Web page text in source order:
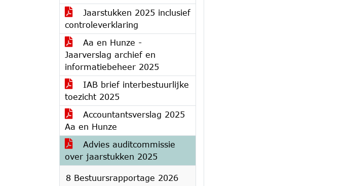
Jaarstukken 2025 inclusief
controleverklaring
Aa en Hunze -
Jaarverslag archief en
informatiebeheer 2025
IAB brief interbestuurlijke
toezicht 2025
Accountantsverslag 2025
Aa en Hunze
Advies auditcommissie
over jaarstukken 2025
8 Bestuursrapportage 2026